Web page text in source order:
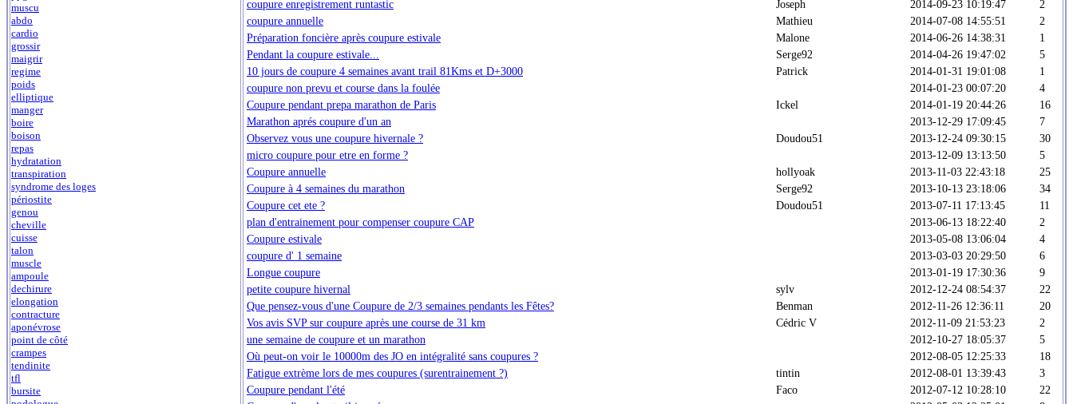
muscu
abdo
cardio
grossir
maigrir
regime
poids
elliptique
manger
boire
boison
repas
hydratation
transpiration
syndrome des loges
périostite
genou
cheville
cuisse
talon
muscle
ampoule
dechirure
elongation
contracture
aponévrose
point de côté
crampes
tendinite
tfl
bursite
coupure enregistrement runtastic
Joseph 2014-09-23 10:19:47
2
coupure annuelle
Mathieu 2014-07-08 14:55:51
2
Préparation foncière après coupure estivale
Malone 2014-06-26 14:38:31
1
Pendant la coupure estivale...
Serge92 2014-04-26 19:47:02
5
10 jours de coupure 4 semaines avant trail 81Kms et D+3000
Patrick 2014-01-31 19:01:08
1
coupure non prevu et course dans la foulée
2014-01-23 00:07:20
4
Coupure pendant prepa marathon de Paris
Ickel 2014-01-19 20:44:26
16
Marathon aprés coupure d'un an
2013-12-29 17:09:45
7
Observez vous une coupure hivernale ?
Doudou51 2013-12-24 09:30:15
30
micro coupure pour etre en forme ?
2013-12-09 13:13:50
5
Coupure annuelle
hollyoak 2013-11-03 22:43:18
25
Coupure à 4 semaines du marathon
Serge92 2013-10-13 23:18:06
34
Coupure cet ete ?
Doudou51 2013-07-11 17:13:45
11
plan d'entrainement pour compenser coupure CAP
2013-06-13 18:22:40
2
Coupure estivale
2013-05-08 13:06:04
4
coupure d' 1 semaine
2013-03-03 20:29:50
6
Longue coupure
2013-01-19 17:30:36
9
petite coupure hivernal
sylv 2012-12-24 08:54:37
22
Que pensez-vous d'une Coupure de 2/3 semaines pendants les Fêtes?
Benman 2012-11-26 12:36:11
20
Vos avis SVP sur coupure après une course de 31 km
Cédric V 2012-11-09 21:53:23
2
une semaine de coupure et un marathon
2012-10-27 18:05:37
5
Où peut-on voir le 10000m des JO en intégralité sans coupures ?
2012-08-05 12:25:33
18
Fatigue extrème lors de mes coupures (surentrainement ?)
tintin 2012-08-01 13:39:43
3
Coupure pendant l'été
Faco 2012-07-12 10:28:10
22